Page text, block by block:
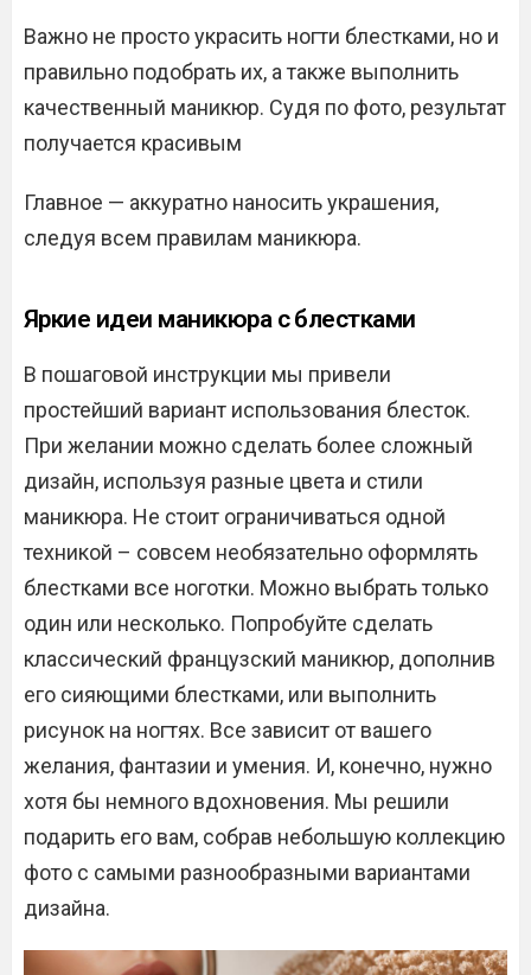
Важно не просто украсить ногти блестками, но и
правильно подобрать их, а также выполнить
качественный маникюр. Судя по фото, результат
получается красивым
Главное — аккуратно наносить украшения,
следуя всем правилам маникюра.
Яркие идеи маникюра с блестками
В пошаговой инструкции мы привели
простейший вариант использования блесток.
При желании можно сделать более сложный
дизайн, используя разные цвета и стили
маникюра. Не стоит ограничиваться одной
техникой – совсем необязательно оформлять
блестками все ноготки. Можно выбрать только
один или несколько. Попробуйте сделать
классический французский маникюр, дополнив
его сияющими блестками, или выполнить
рисунок на ногтях. Все зависит от вашего
желания, фантазии и умения. И, конечно, нужно
хотя бы немного вдохновения. Мы решили
подарить его вам, собрав небольшую коллекцию
фото с самыми разнообразными вариантами
дизайна.